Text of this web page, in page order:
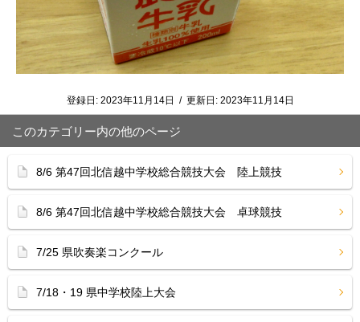
登録日: 2023年11月14日 / 更新日: 2023年11月14日
このカテゴリー内の他のページ
8/6 第47回北信越中学校総合競技大会 陸上競技
8/6 第47回北信越中学校総合競技大会 卓球競技
7/25 県吹奏楽コンクール
7/18・19 県中学校陸上大会